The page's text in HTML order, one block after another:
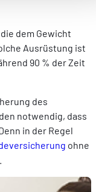
notre site.
et en
die dem Gewicht
Ausrüstung ist
90 % der Zeit
des
notwendig, dass
in der Regel
ohne